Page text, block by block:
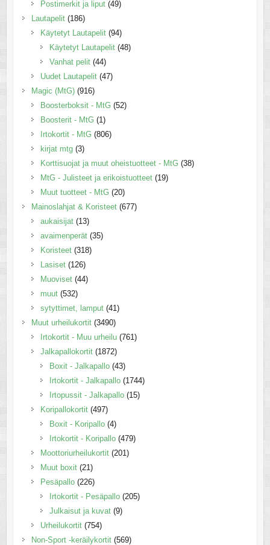
Postimerkit ja liput (49)
Lautapelit (186)
Käytetyt Lautapelit (94)
Käytetyt Lautapelit (48)
Vanhat pelit (44)
Uudet Lautapelit (47)
Magic (MtG) (916)
Boosterboksit - MtG (52)
Boosterit - MtG (1)
Irtokortit - MtG (806)
kirjat mtg (3)
Korttisuojat ja muut oheistuotteet - MtG (38)
MtG - Julisteet ja erikoistuotteet (19)
Muut tuotteet - MtG (20)
Mainoslahjat & Koristeet (677)
aukaisijat (13)
avaimenperät (35)
Koristeet (318)
Lasiset (126)
Muoviset (44)
muut (532)
sytyttimet, lamput (41)
Muut urheilukortit (3490)
Irtokortit - Muu urheilu (761)
Jalkapallokortit (1872)
Boxit - Jalkapallo (43)
Irtokortit - Jalkapallo (1744)
Irtopussit - Jalkapallo (15)
Koripallokortit (497)
Boxit - Koripallo (4)
Irtokortit - Koripallo (479)
Moottoriurheilukortit (201)
Muut boxit (21)
Pesäpallo (226)
Irtokortit - Pesäpallo (205)
Julkaisut ja kuvat (9)
Urheilukortit (754)
Non-Sport -keräilykortit (569)